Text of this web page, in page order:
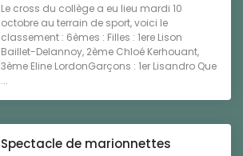
Le cross du collège a eu lieu mardi 10
octobre au terrain de sport, voici le
classement : 6èmes : Filles : 1ere Lison
Baillet-Delannoy, 2ème Chloé Kerhouant,
3ème Eline LordonGarçons : 1er Lisandro Que
...
Spectacle de marionnettes